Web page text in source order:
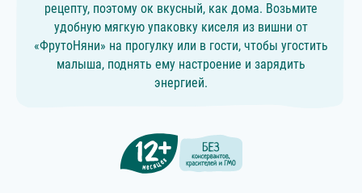
рецепту, поэтому ок вкусный, как дома. Возьмите
удобную мягкую упаковку киселя из вишни от
«ФрутоНяни» на прогулку или в гости, чтобы угостить
малыша, поднять ему настроение и зарядить
энергией.